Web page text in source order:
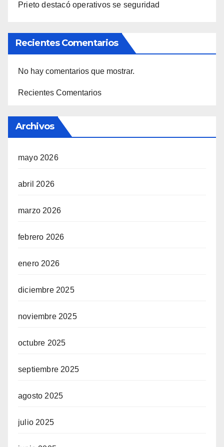
Prieto destacó operativos se seguridad
Recientes Comentarios
No hay comentarios que mostrar.
Recientes Comentarios
Archivos
mayo 2026
abril 2026
marzo 2026
febrero 2026
enero 2026
diciembre 2025
noviembre 2025
octubre 2025
septiembre 2025
agosto 2025
julio 2025